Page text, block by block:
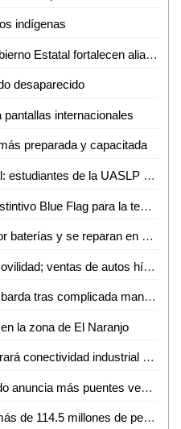
indígenas
Empresarios huastecos y Gobierno Estatal fortalecen alianza para atraer inversiones
desaparecido
internacionales
preparada y capacitada
Innovación con impacto social: estudiantes de la UASLP crean plataforma para digitalizar servicios
Playa Miramar mantiene el Distintivo Blue Flag para la temporada 2026-2027
Fallas en parquímetros son por baterías y se reparan en menos de una hora: Gabriel Castañeda
SLP acelera hacia la electromovilidad; ventas de autos híbridos y eléctricos crecen 59%
Camión de la basura impacta barda tras complicada maniobra en Villas del Carmen
la zona de El Naranjo
La nueva vía alterna sur generará conectividad industrial en SLP
El gobernador Ricardo Gallardo anuncia más puentes vehiculares para la zona metropolitana
Gobierno del estado destinó más de 114.5 millones de pesos en créditos durante junio